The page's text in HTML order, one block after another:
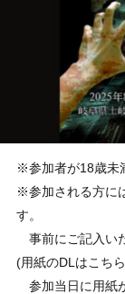
※参加者が18歳未
※参加される方に
す。
事前にご記入い
(用紙のDLはこち
参加当日に用紙